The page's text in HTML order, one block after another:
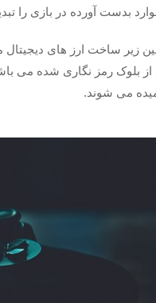
بدست آورده در بازی را
زیر ساخت ارز های
بلوک رمز نگاری شده می
می شوند.